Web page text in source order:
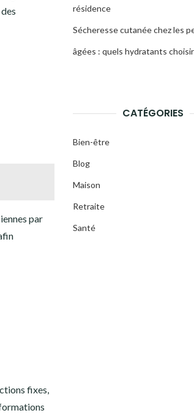
par
fixes,
résidence
Sécheresse cutanée chez les
âgées : quels hydratants choisir
CATÉGORIES
Bien-être
Blog
Maison
Retraite
Santé